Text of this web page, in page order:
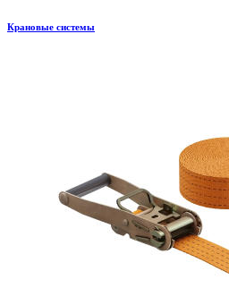
Крановые системы